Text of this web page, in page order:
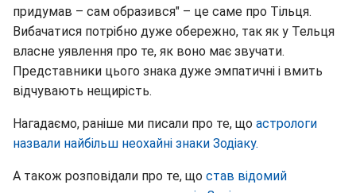
придумав – сам образився" – це саме про Тільця.
Вибачатися потрібно дуже обережно, так як у Тельця
власне уявлення про те, як воно має звучати.
Представники цього знака дуже эмпатичні і вмить
відчувають нещирість.
Нагадаємо, раніше ми писали про те, що астрологи
назвали найбільш неохайні знаки Зодіаку.
А також розповідали про те, що став відомий